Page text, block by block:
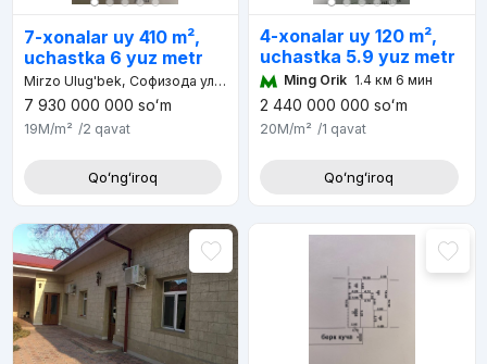
7-xonalar uy 410 m²,
uchastka 6 yuz metr
Mirzo Ulug'bek, Софизода улица, Буз-2
7 930 000 000 soʻm
19M/m² /2 qavat
Qoʻngʻiroq
4-xonalar uy 120 m²,
uchastka 5.9 yuz metr
Ming Orik 1.4 км 6 мин
2 440 000 000 soʻm
20M/m² /1 qavat
Qoʻngʻiroq